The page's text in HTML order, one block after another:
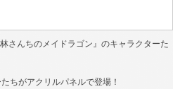
さんちのメイドラゴン』のキャラクターた
ちがアクリルパネルで登場！